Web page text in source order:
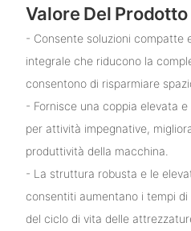
Valore Del Prodotto
- Consente soluzioni compatte
integrale che riducono la
consentono di risparmiare
- Fornisce una coppia elevata
per attività impegnative,
produttività della macchina.
- La struttura robusta e le
consentiti aumentano i tempi
del ciclo di vita delle